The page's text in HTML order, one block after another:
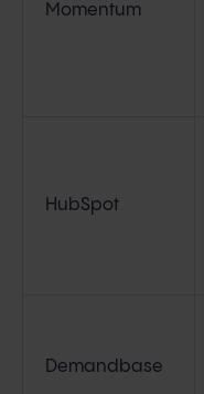
Momentum
HubSpot
Demandbase